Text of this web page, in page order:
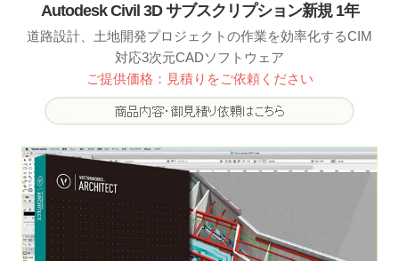
Autodesk Civil 3D サブスクリプション新規 1年
道路設計、土地開発プロジェクトの作業を効率化するCIM
対応3次元CADソフトウェア
ご提供価格：見積りをご依頼ください